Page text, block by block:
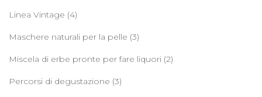
Linea Vintage (4)
Maschere naturali per la pelle (3)
Miscela di erbe pronte per fare liquori (2)
Percorsi di degustazione (3)